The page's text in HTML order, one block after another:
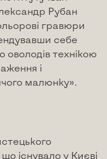
Рубан
гравюри
себе
технікою
і
малюнку».
існувало у Києві